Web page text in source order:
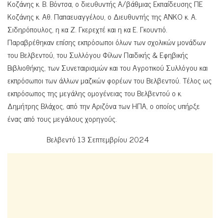
Κοζάνης κ. Β. Βόντσα, ο διευθυντής Α/βάθμιας Εκπαίδευσης ΠΕ
Κοζάνης κ. Αθ. Παπαευαγγέλου, ο Διευθυντής της ΑΝΚΟ κ. Α.
Σιδηρόπουλος, η κα Ζ. Γκερεχτέ και η κα Ε. Γκουντιό.
Παραβρέθηκαν επίσης εκπρόσωποι όλων των σχολικών μονάδων
του Βελβεντού, του Συλλόγου Φίλων Παιδικής & Εφηβικής
Βιβλιοθήκης, των Συνεταιρισμών και του Αγροτικού Συλλόγου και
εκπρόσωποι των άλλων μαζικών φορέων του Βελβεντού. Τέλος ως
εκπρόσωπος της μεγάλης ομογένειας του Βελβεντού ο κ.
Δημήτρης Βλάχος, από την Αριζόνα των ΗΠΑ, ο οποίος υπήρξε
ένας από τους μεγάλους χορηγούς.
Βελβεντό 13 Σεπτεμβρίου 2024